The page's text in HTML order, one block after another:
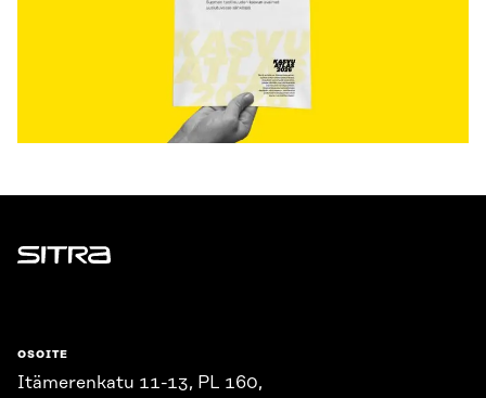
Sitra
OSOITE
Itämerenkatu 11-13, PL 160,